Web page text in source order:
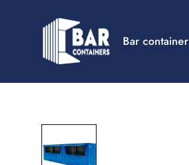
Bar container